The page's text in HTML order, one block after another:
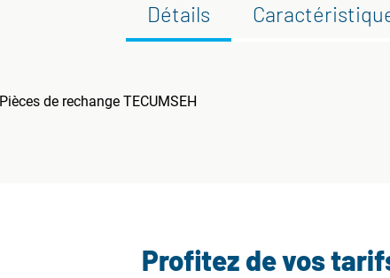
Détails
Pièces de rechange TECUMSEH
Profitez de vos